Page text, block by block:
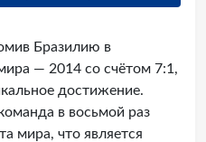
Бразилию в
— 2014 со счётом 7:1,
достижение.
в восьмой раз
мира, что является